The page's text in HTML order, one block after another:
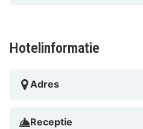
Hotelinformatie
Adres
Receptie